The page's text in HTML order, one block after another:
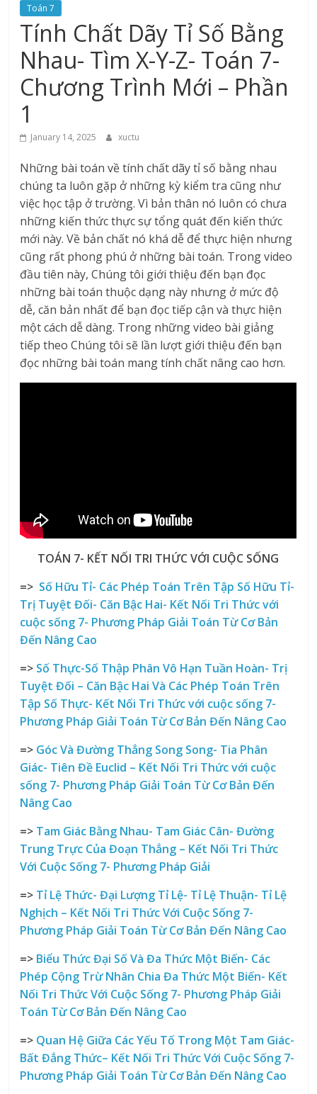
Toán 7
Tính Chất Dãy Tỉ Số Bằng
Nhau- Tìm X-Y-Z- Toán 7-
Chương Trình Mới – Phần
1
January 14, 2025 xuctu
Những bài toán về tính chất dãy tỉ số bằng nhau
chúng ta luôn gặp ở những kỳ kiểm tra cũng như
việc học tập ở trường. Vì bản thân nó luôn có chưa
những kiến thức thực sự tổng quát đến kiến thức
mới này. Về bản chất nó khá dễ để thực hiện nhưng
cũng rất phong phú ở những bài toán. Trong video
đầu tiên này, Chúng tôi giới thiệu đến bạn đọc
những bài toán thuộc dạng này nhưng ở mức độ
dễ, căn bản nhất để bạn đọc tiếp cận và thực hiện
một cách dễ dàng. Trong những video bài giảng
tiếp theo Chúng tôi sẽ lần lượt giới thiệu đến bạn
đọc những bài toán mang tính chất nâng cao hơn.
TOÁN 7- KẾT NỐI TRI THỨC VỚI CUỘC SỐNG
=> Số Hữu Tỉ- Các Phép Toán Trên Tập Số Hữu Tỉ-
Trị Tuyệt Đối- Căn Bậc Hai- Kết Nối Tri Thức với
cuộc sống 7- Phương Pháp Giải Toán Từ Cơ Bản
Đến Nâng Cao
=> Số Thực-Số Thập Phân Vô Hạn Tuần Hoàn- Trị
Tuyệt Đối – Căn Bậc Hai Và Các Phép Toán Trên
Tập Số Thực- Kết Nối Tri Thức với cuộc sống 7-
Phương Pháp Giải Toán Từ Cơ Bản Đến Nâng Cao
=> Góc Và Đường Thẳng Song Song- Tia Phân
Giác- Tiên Đề Euclid – Kết Nối Tri Thức với cuộc
sống 7- Phương Pháp Giải Toán Từ Cơ Bản Đến
Nâng Cao
=> Tam Giác Bằng Nhau- Tam Giác Cân- Đường
Trung Trực Của Đoạn Thẳng – Kết Nối Tri Thức
Với Cuộc Sống 7- Phương Pháp Giải
=> Tỉ Lệ Thức- Đại Lượng Tỉ Lệ- Tỉ Lệ Thuận- Tỉ Lệ
Nghịch – Kết Nối Tri Thức Với Cuộc Sống 7-
Phương Pháp Giải Toán Từ Cơ Bản Đến Nâng Cao
=> Biểu Thức Đại Số Và Đa Thức Một Biến- Các
Phép Cộng Trừ Nhân Chia Đa Thức Một Biến- Kết
Nối Tri Thức Với Cuộc Sống 7- Phương Pháp Giải
Toán Từ Cơ Bản Đến Nâng Cao
=> Quan Hệ Giữa Các Yếu Tố Trong Một Tam Giác-
Bất Đẳng Thức– Kết Nối Tri Thức Với Cuộc Sống 7-
Phương Pháp Giải Toán Từ Cơ Bản Đến Nâng Cao